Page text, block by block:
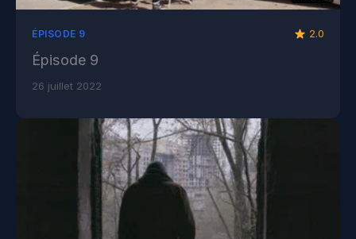
ÉPISODE 9 2.0
Épisode 9
26 juillet 2022